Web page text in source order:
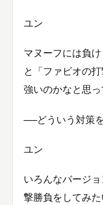
ユン
マヌーフには負
と「ファビオの
強いのかなと思っ
──どういう対策
ユン
いろんなバージ
撃勝負をしてみ